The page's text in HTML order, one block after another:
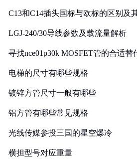
C13和C14插头国标与欧标的区别及
LGJ-240/30导线参数及载流量解析
寻找nce01p30k MOSFET管的合适替
电梯的尺寸有哪些规格
镀锌方管尺寸一般有哪些
铝方管有哪些常见规格
光线传媒参投三国的星空爆冷
横担型号对应重量